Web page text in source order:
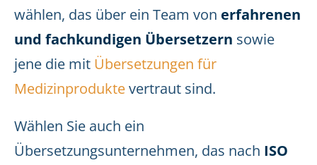
wählen, das über ein Team von erfahrenen
und fachkundigen Übersetzern sowie
jene die mit Übersetzungen für
Medizinproduktevertraut sind.
Wählen Sie auch ein
Übersetzungsunternehmen, das nach ISO